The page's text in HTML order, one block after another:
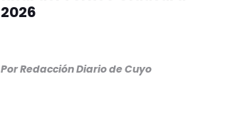
2026
PorRedacción Diario de Cuyo